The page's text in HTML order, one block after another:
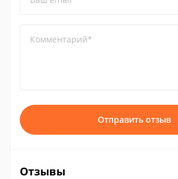
Комментарий*
Отправить отзыв
Отзывы